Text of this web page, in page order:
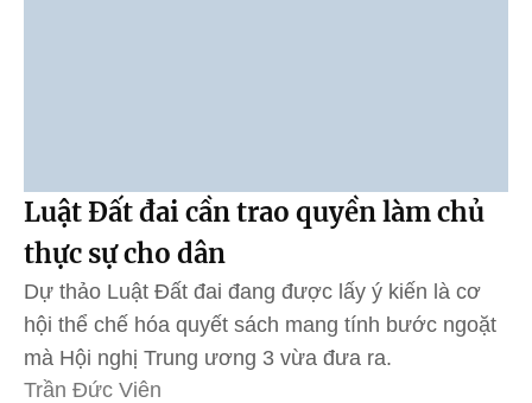
Luật Đất đai cần trao quyền làm chủ
thực sự cho dân
Dự thảo Luật Đất đai đang được lấy ý kiến là cơ
hội thể chế hóa quyết sách mang tính bước ngoặt
mà Hội nghị Trung ương 3 vừa đưa ra.
Trần Đức Viên